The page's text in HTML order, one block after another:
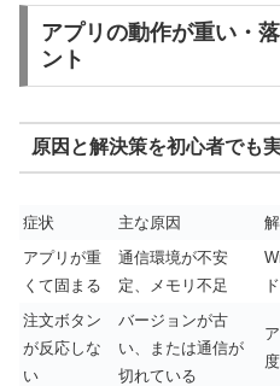
アプリの動作が重い・
ント
原因と解決策を初心者でも
症状 主な原因
アプリが重
くて固まる
通信環境が不安
定、メモリ不足
注文ボタン
が反応しな
い
バージョンが古
い、または通信が
切れている